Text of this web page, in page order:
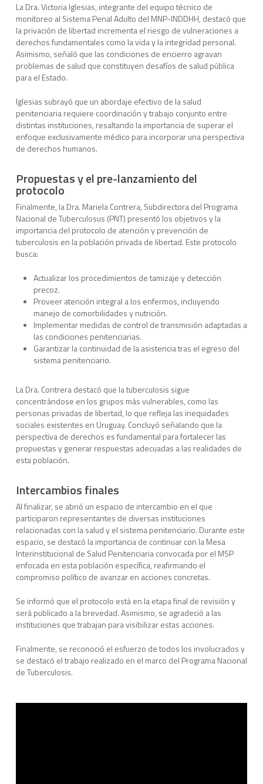
La Dra. Victoria Iglesias, integrante del equipo técnico de
monitoreo al Sistema Penal Adulto del MNP-INDDHH, destacó que
la privación de libertad incrementa el riesgo de vulneraciones a
derechos fundamentales como la vida y la integridad personal.
Asimismo, señaló que las condiciones de encierro agravan
problemas de salud que constituyen desafíos de salud pública
para el Estado.
Iglesias subrayó que un abordaje efectivo de la salud
penitenciaria requiere coordinación y trabajo conjunto entre
distintas instituciones, resaltando la importancia de superar el
enfoque exclusivamente médico para incorporar una perspectiva
de derechos humanos.
Propuestas y el pre-lanzamiento del
protocolo
Finalmente, la Dra. Mariela Contrera, Subdirectora del Programa
Nacional de Tuberculosus (PNT) presentó los objetivos y la
importancia del protocolo de atención y prevención de
tuberculosis en la población privada de libertad. Este protocolo
busca:
Actualizar los procedimientos de tamizaje y detección
precoz.
Proveer atención integral a los enfermos, incluyendo
manejo de comorbilidades y nutrición.
Implementar medidas de control de transmisión adaptadas a
las condiciones penitenciarias.
Garantizar la continuidad de la asistencia tras el egreso del
sistema penitenciario.
La Dra. Contrera destacó que la tuberculosis sigue
concentrándose en los grupos más vulnerables, como las
personas privadas de libertad, lo que refleja las inequidades
sociales existentes en Uruguay. Concluyó señalando que la
perspectiva de derechos es fundamental para fortalecer las
propuestas y generar respuestas adecuadas a las realidades de
esta población.
Intercambios finales
Al finalizar, se abrió un espacio de intercambio en el que
participaron representantes de diversas instituciones
relacionadas con la salud y el sistema penitenciario. Durante este
espacio, se destacó la importancia de continuar con la Mesa
Interinstitucional de Salud Penitenciaria convocada por el MSP
enfocada en esta población específica, reafirmando el
compromiso político de avanzar en acciones concretas.
Se informó que el protocolo está en la etapa final de revisión y
será publicado a la brevedad. Asimismo, se agradeció a las
instituciones que trabajan para visibilizar estas acciones.
Finalmente, se reconoció el esfuerzo de todos los involucrados y
se destacó el trabajo realizado en el marco del Programa Nacional
de Tuberculosis.